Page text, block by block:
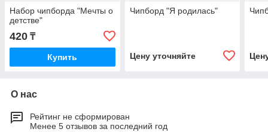
Набор чипборда "Мечты о
детстве"
420 ₸
Купить
Чипборд "Я родилась"
Цену уточняйте
О нас
Рейтинг не сформирован
Менее 5 отзывов за последний год